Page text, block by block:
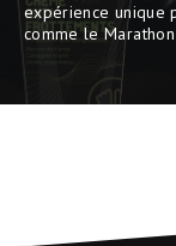
expérience unique
comme le